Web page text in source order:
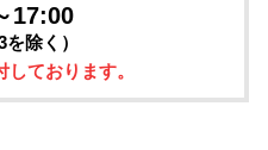
17:00
を除く）
ております。